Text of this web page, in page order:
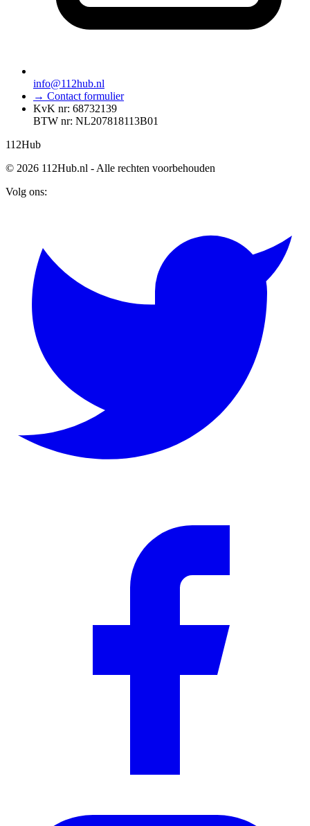
info@112hub.nl
→ Contact formulier
KvK nr: 68732139
BTW nr: NL207818113B01
112Hub
© 2026 112Hub.nl - Alle rechten voorbehouden
Volg ons: